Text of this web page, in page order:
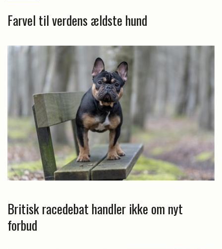
Farvel til verdens ældste hund
Britisk racedebat handler ikke om nyt
forbud